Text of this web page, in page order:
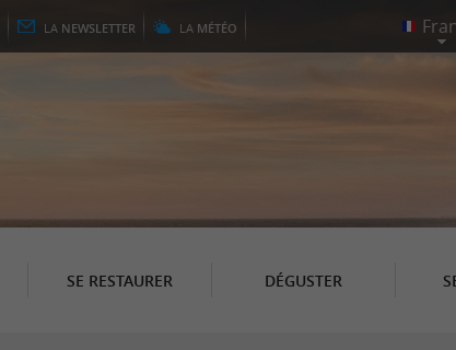
LA NEWSLETTER LA MÉTÉO
SE RESTAURER DÉGUSTER